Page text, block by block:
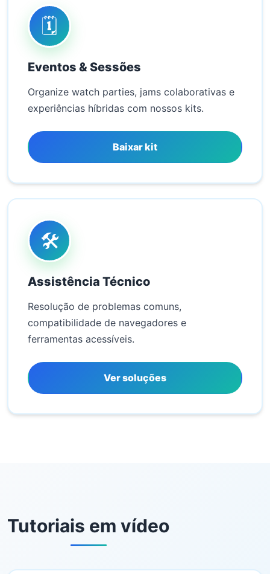
🗓️
Eventos & Sessões
Organize watch parties, jams colaborativas e
experiências híbridas com nossos kits.
Baixar kit
🛠️
Assistência Técnico
Resolução de problemas comuns,
compatibilidade de navegadores e
ferramentas acessíveis.
Ver soluções
Tutoriais em vídeo